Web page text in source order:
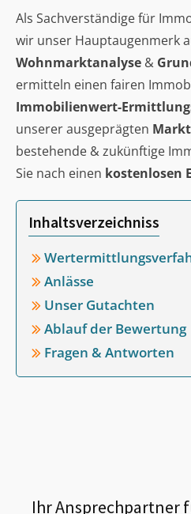
Als Sachverständige für
wir unser Hauptaugenmerk
Wohnmarktanalyse &
ermitteln einen fairen
Immobilienwert-
unserer ausgeprägten
bestehende & zukünftige
Sie nach einen kostenlosen
Inhaltsverzeichniss
Anlässe
Unser Gutachten
Ablauf der Bewertung
Fragen & Antworten
Ihr Ansprechpartner